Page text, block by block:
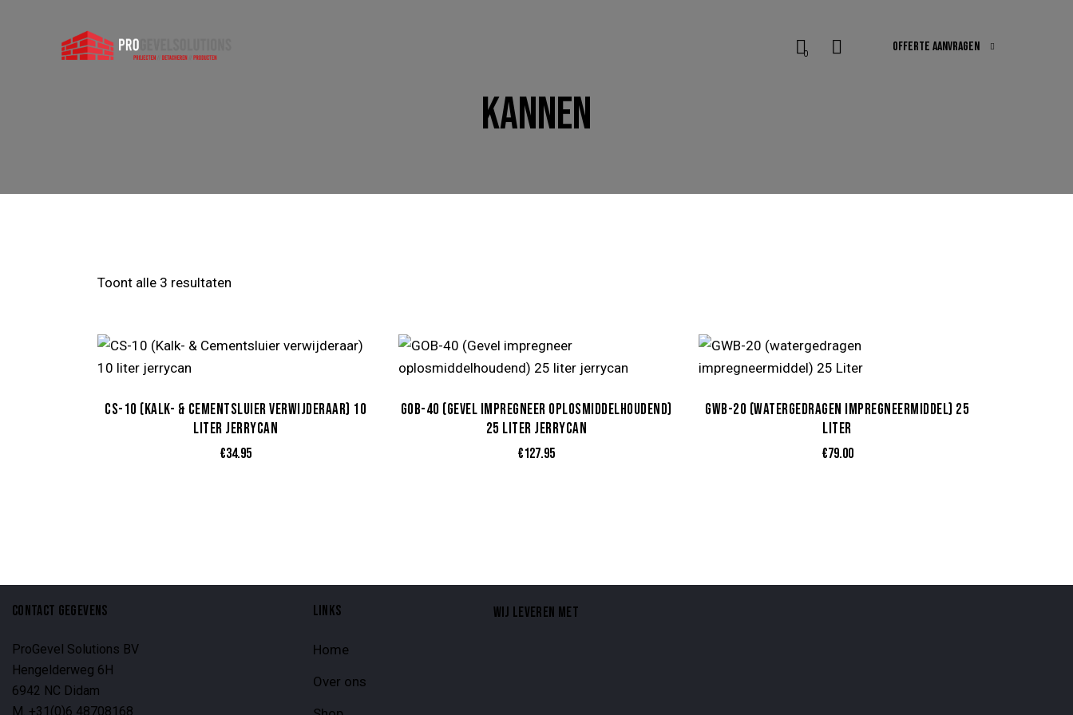
0 OFFERTE AANVRAGEN
KANNEN
Toont alle 3 resultaten
CS-10 (KALK- & CEMENTSLUIER VERWIJDERAAR) 10
LITER JERRYCAN
€34.95
GOB-40 (GEVEL IMPREGNEER OPLOSMIDDELHOUDEND)
25 LITER JERRYCAN
€127.95
GWB-20 (WATERGEDRAGEN IMPREGNEERMIDDEL) 25
LITER
€79.00
CONTACT GEGEVENS
ProGevel Solutions BV
Hengelderweg 6H
6942 NC Didam
M. +31(0)6 48708168
LINKS
Home
Over ons
WIJ LEVEREN MET